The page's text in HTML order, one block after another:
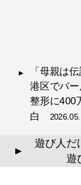
「母親は
港区でバー
整形に400
白
▲
遊び人だ
遊